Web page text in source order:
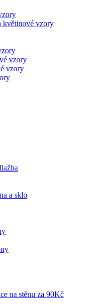
květinové vzory
vzory
vzory
a sklo
na stěnu za 90Kč